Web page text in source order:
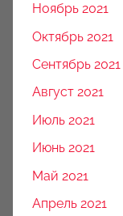
Ноябрь 2021
Октябрь 2021
Сентябрь 2021
Август 2021
Июль 2021
Июнь 2021
Май 2021
Апрель 2021